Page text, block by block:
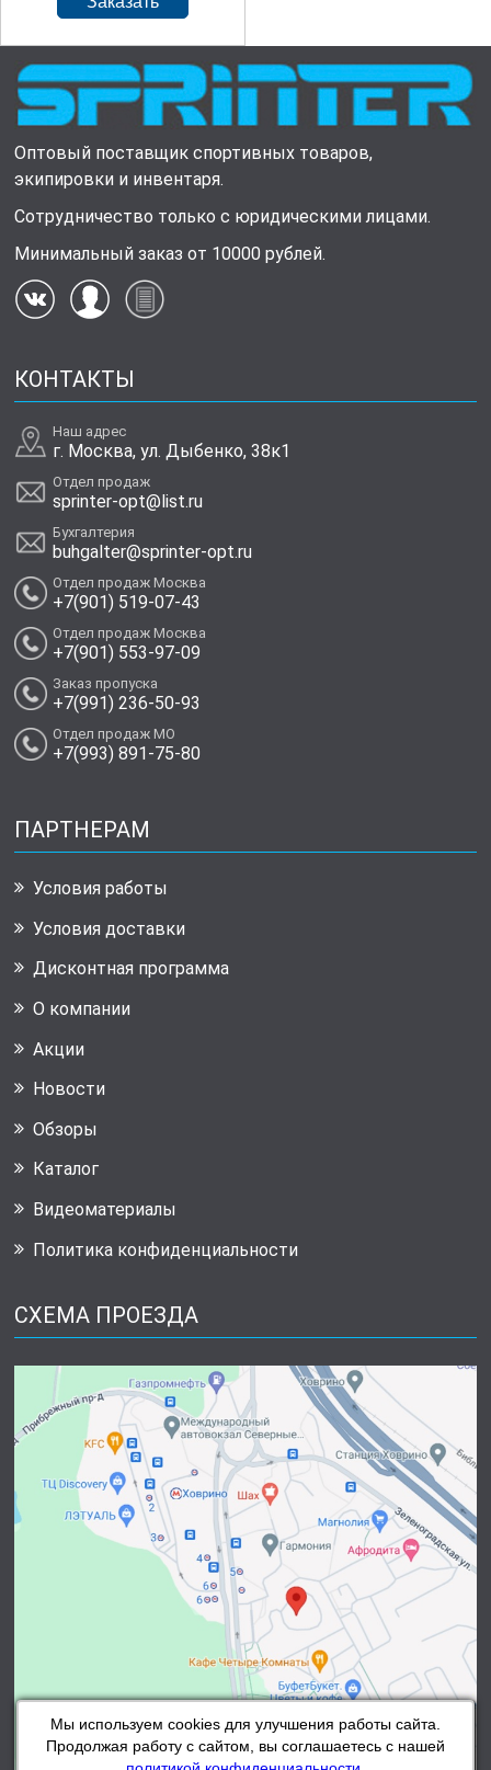
Мы используем cookies для улучшения работы сайта.
Продолжая работу с сайтом, вы соглашаетесь с нашей
Оптовый поставщик спортивных товаров,
экипировки и инвентаря.
Сотрудничество только с юридическими лицами.
Минимальный заказ от 10000 рублей.
КОНТАКТЫ
Наш адрес
г. Москва, ул. Дыбенко, 38к1
Отдел продаж
sprinter-opt@list.ru
Бухгалтерия
buhgalter@sprinter-opt.ru
Отдел продаж Москва
+7(901) 519-07-43
Отдел продаж Москва
+7(901) 553-97-09
Заказ пропуска
+7(991) 236-50-93
Отдел продаж МО
+7(993) 891-75-80
ПАРТНЕРАМ
Условия работы
Условия доставки
Дисконтная программа
О компании
Акции
Новости
Обзоры
Каталог
Видеоматериалы
Политика конфиденциальности
СХЕМА ПРОЕЗДА